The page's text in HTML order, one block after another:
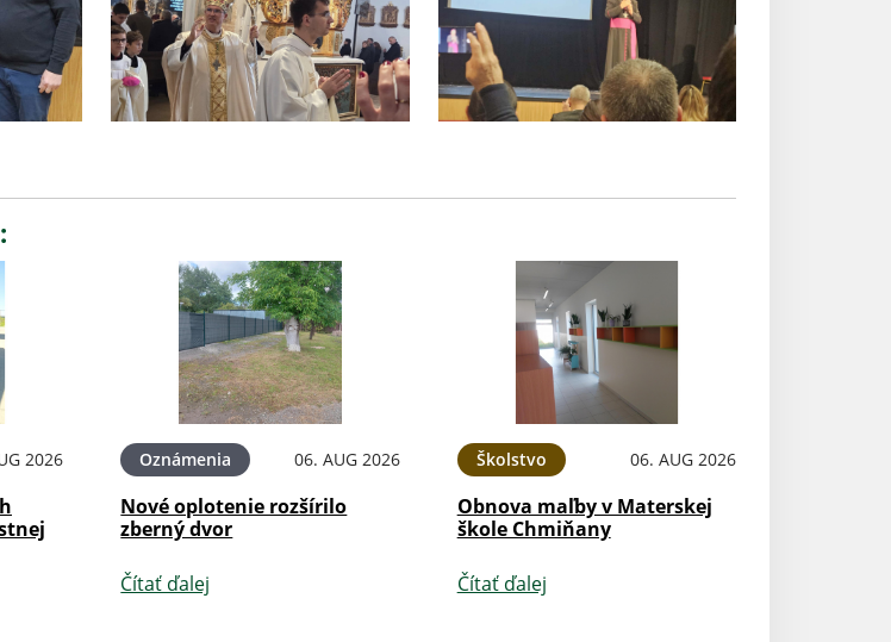
2026 Oznámenia 06. AUG 2026
Nové oplotenie rozšírilo
zberný dvor
Čítať ďalej
Školstvo 06. AUG 2026
Obnova maľby v Materskej
škole Chmiňany
Čítať ďalej